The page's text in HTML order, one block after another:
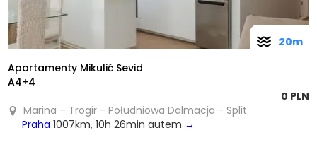
Apartamenty Mikulić Sevid
A4+4
0 PLN
Marina – Trogir - Południowa Dalmacja - Split
Praha 1007km, 10h 26min autem →
20m